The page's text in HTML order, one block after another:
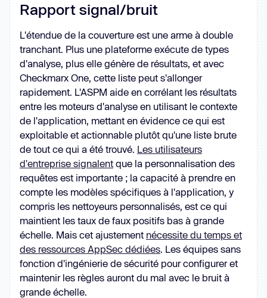
Rapport signal/bruit
L'étendue de la couverture est une arme à double
tranchant. Plus une plateforme exécute de types
d'analyse, plus elle génère de résultats, et avec
Checkmarx One, cette liste peut s'allonger
rapidement. L'ASPM aide en corrélant les résultats
entre les moteurs d'analyse en utilisant le contexte
de l'application, mettant en évidence ce qui est
exploitable et actionnable plutôt qu'une liste brute
de tout ce qui a été trouvé. Les utilisateurs
d'entreprise signalent que la personnalisation des
requêtes est importante ; la capacité à prendre en
compte les modèles spécifiques à l'application, y
compris les nettoyeurs personnalisés, est ce qui
maintient les taux de faux positifs bas à grande
échelle. Mais cet ajustement nécessite du temps et
des ressources AppSec dédiées. Les équipes sans
fonction d'ingénierie de sécurité pour configurer et
maintenir les règles auront du mal avec le bruit à
grande échelle.